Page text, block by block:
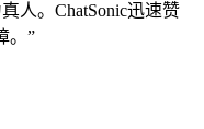
人。ChatSonic迅速赞
。”